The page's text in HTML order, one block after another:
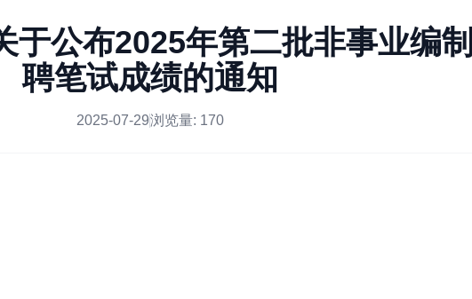
于公布2025年第二批非事业编
聘笔试成绩的通知
2025-07-29浏览量: 170